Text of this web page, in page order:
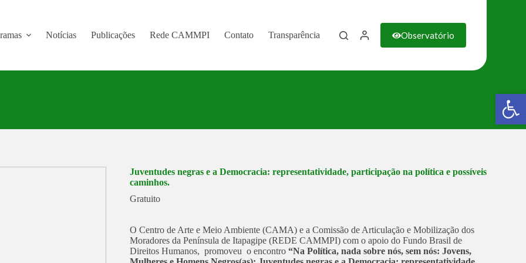
Notícias Publicações Rede CAMMPI Contato Transparência Observatório
Juventudes negras e a Democracia: representatividade, participação na política e possíveis
caminhos.
Gratuito
O Centro de Arte e Meio Ambiente (CAMA) e a Comissão de Articulação e Mobilização dos
Moradores da Península de Itapagipe (REDE CAMMPI) com o apoio do Fundo Brasil de
Direitos Humanos, promoveu o encontro“Na Política, nada sobre nós, sem nós: Jovens,
Barra de Ferramentas Aberta